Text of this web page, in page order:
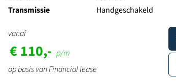
Transmissie
Handgeschakeld
vanaf
€ 110,- p/m
op basis van Financial lease